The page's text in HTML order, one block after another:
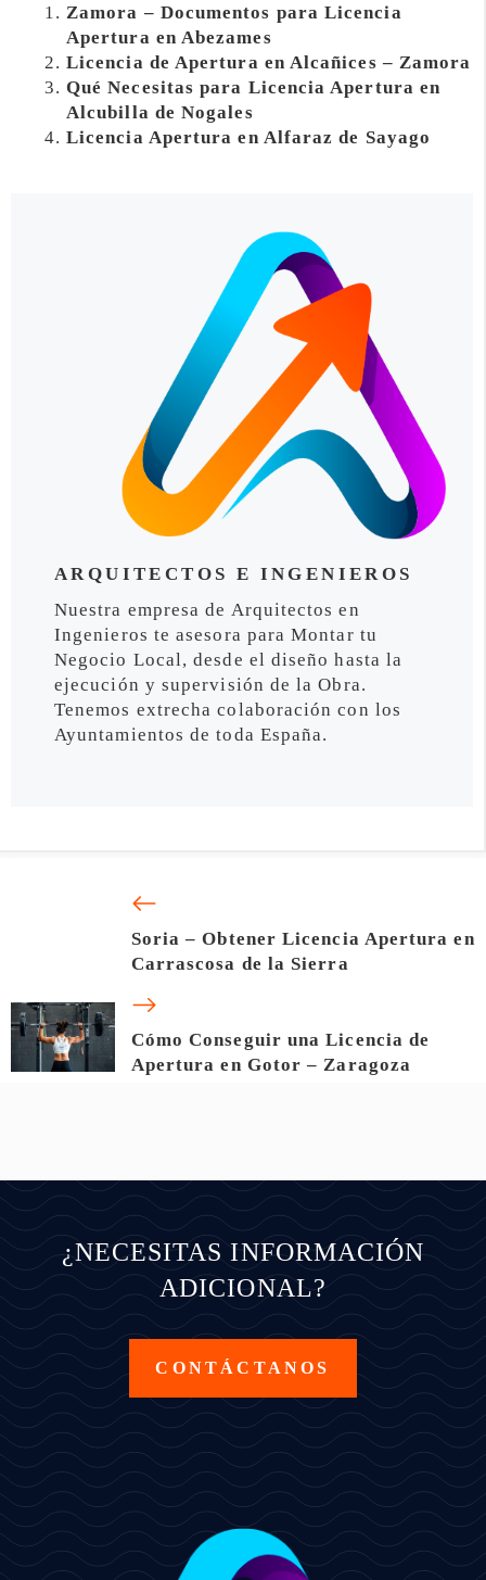
Zamora – Documentos para Licencia
Apertura en Abezames
Licencia de Apertura en Alcañices – Zamora
Qué Necesitas para Licencia Apertura en
Alcubilla de Nogales
Licencia Apertura en Alfaraz de Sayago
ARQUITECTOS E INGENIEROS
Nuestra empresa de Arquitectos en
Ingenieros te asesora para Montar tu
Negocio Local, desde el diseño hasta la
ejecución y supervisión de la Obra.
Tenemos extrecha colaboración con los
Ayuntamientos de toda España.
Soria – Obtener Licencia Apertura en
Carrascosa de la Sierra
Cómo Conseguir una Licencia de
Apertura en Gotor – Zaragoza
¿NECESITAS INFORMACIÓN
ADICIONAL?
CONTÁCTANOS